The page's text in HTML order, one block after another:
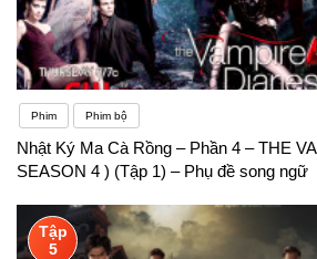
Phim Phim bộ
Nhật Ký Ma Cà Rồng – Phần 4 – THE
SEASON 4 ) (Tập 1) – Phụ đề song ngữ
Tập
5